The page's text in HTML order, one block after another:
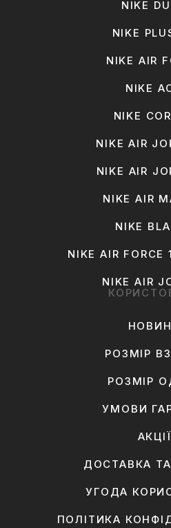
NIKE
NIKE
NIKE AIR
NIKE
NIKE
NIKE AIR
NIKE AIR
NIKE AIR
NIKE
NIKE AIR FORCE
NIKE AIR
РОЗМІР
РОЗМІР
УМОВИ
АКЦІЇ
ДОСТАВКА
УГОДА
ПОЛІТИКА